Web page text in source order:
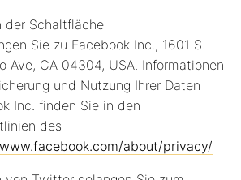
der Schaltfläche
Sie zu Facebook Inc., 1601 S.
Ave, CA 04304, USA. Informationen
und Nutzung Ihrer Daten
Inc. finden Sie in den
des
about/privacy/